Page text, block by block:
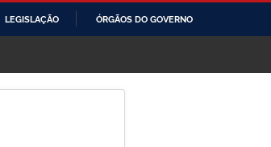
LEGISLAÇÃO ÓRGÃOS DO GOVERNO